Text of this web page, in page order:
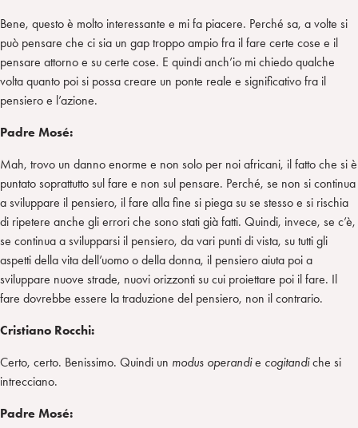
Bene, questo è molto interessante e mi fa piacere. Perché sa, a volte si
può pensare che ci sia un gap troppo ampio fra il fare certe cose e il
pensare attorno e su certe cose. E quindi anch’io mi chiedo qualche
volta quanto poi si possa creare un ponte reale e significativo fra il
pensiero e l’azione.
Padre Mosé:
Mah, trovo un danno enorme e non solo per noi africani, il fatto che si è
puntato soprattutto sul fare e non sul pensare. Perché, se non si continua
a sviluppare il pensiero, il fare alla fine si piega su se stesso e si rischia
di ripetere anche gli errori che sono stati già fatti. Quindi, invece, se c’è,
se continua a svilupparsi il pensiero, da vari punti di vista, su tutti gli
aspetti della vita dell’uomo o della donna, il pensiero aiuta poi a
sviluppare nuove strade, nuovi orizzonti su cui proiettare poi il fare. Il
fare dovrebbe essere la traduzione del pensiero, non il contrario.
Cristiano Rocchi:
Certo, certo. Benissimo. Quindi un modus operandie cogitandiche si
intrecciano.
Padre Mosé: